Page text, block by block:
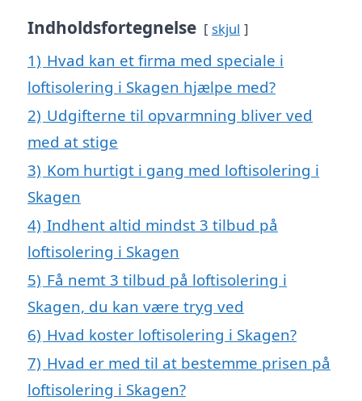
Indholdsfortegnelse skjul
1) Hvad kan et firma med speciale i
loftisolering i Skagen hjælpe med?
2) Udgifterne til opvarmning bliver ved
med at stige
3) Kom hurtigt i gang med loftisolering i
Skagen
4) Indhent altid mindst 3 tilbud på
loftisolering i Skagen
5) Få nemt 3 tilbud på loftisolering i
Skagen, du kan være tryg ved
6) Hvad koster loftisolering i Skagen?
7) Hvad er med til at bestemme prisen på
loftisolering i Skagen?